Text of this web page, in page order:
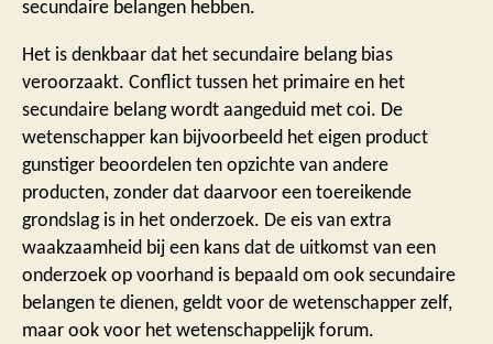
secundaire belangen hebben.
Het is denkbaar dat het secundaire belang bias
veroorzaakt. Conflict tussen het primaire en het
secundaire belang wordt aangeduid met coi. De
wetenschapper kan bijvoorbeeld het eigen product
gunstiger beoordelen ten opzichte van andere
producten, zonder dat daarvoor een toereikende
grondslag is in het onderzoek. De eis van extra
waakzaamheid bij een kans dat de uitkomst van een
onderzoek op voorhand is bepaald om ook secundaire
belangen te dienen, geldt voor de wetenschapper zelf,
maar ook voor het wetenschappelijk forum.